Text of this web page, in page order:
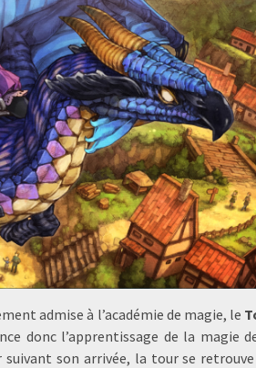
admise à l’académie de magie, le
donc l’apprentissage de la magie
son arrivée, la tour se